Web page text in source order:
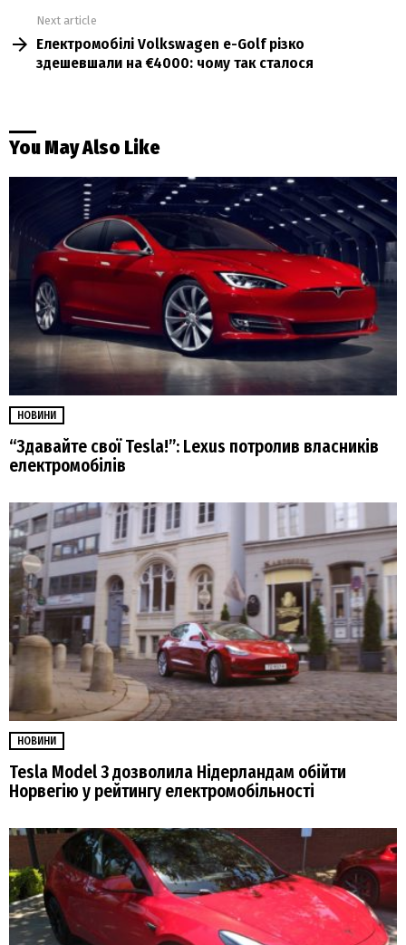
Next article
Електромобілі Volkswagen e-Golf різко
здешевшали на €4000: чому так сталося
You May Also Like
НОВИНИ
“Здавайте свої Tesla!”: Lexus потролив власників
електромобілів
НОВИНИ
Tesla Model 3 дозволила Нідерландам обійти
Норвегію у рейтингу електромобільності